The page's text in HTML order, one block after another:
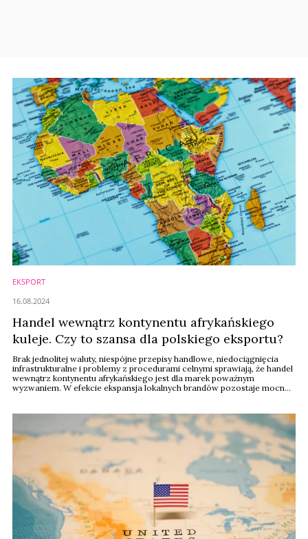
EKSPORT
Handel wewnątrz kontynentu afrykańskiego
kuleje. Czy to szansa dla polskiego eksportu?
Brak jednolitej waluty, niespójne przepisy handlowe, niedociągnięcia
infrastrukturalne i problemy z procedurami celnymi sprawiają, że handel
wewnątrz kontynentu afrykańskiego jest dla marek poważnym
wyzwaniem. W efekcie ekspansja lokalnych brandów pozostaje mocno
16.08.2024